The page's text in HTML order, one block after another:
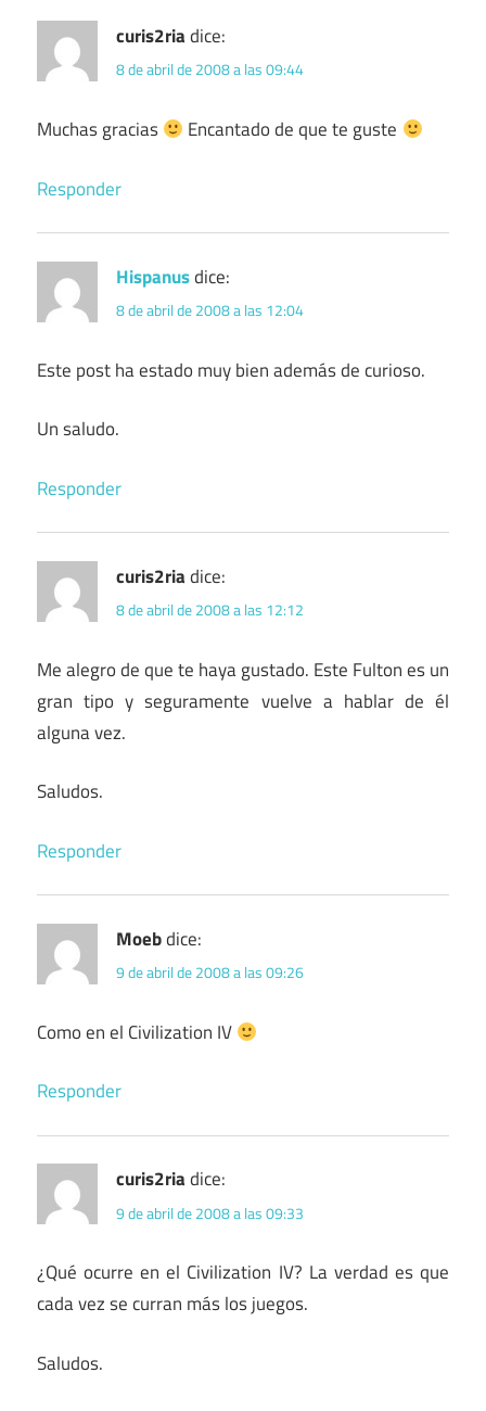
curis2riadice:
8 de abril de 2008 a las 09:44
Muchas gracias Encantado de que te guste
Responder
Hispanusdice:
8 de abril de 2008 a las 12:04
Este post ha estado muy bien además de curioso.
Un saludo.
Responder
curis2riadice:
8 de abril de 2008 a las 12:12
Me alegro de que te haya gustado. Este Fulton es un
gran tipo y seguramente vuelve a hablar de él
alguna vez.
Saludos.
Responder
Moebdice:
9 de abril de 2008 a las 09:26
Como en el Civilization IV
Responder
curis2riadice:
9 de abril de 2008 a las 09:33
¿Qué ocurre en el Civilization IV? La verdad es que
cada vez se curran más los juegos.
Saludos.